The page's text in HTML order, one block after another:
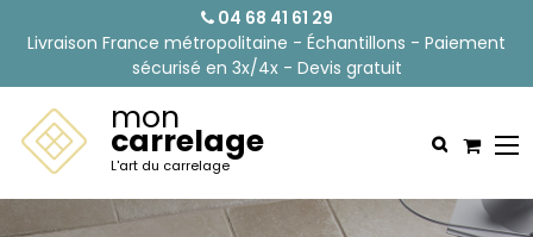
04 68 41 61 29
Livraison France métropolitaine - Échantillons - Paiement
sécurisé en 3x/4x - Devis gratuit
mon
carrelage
L'art du carrelage